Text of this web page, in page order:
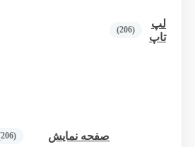
لپ
تاپ
(206)
صفحه نمایش (206)